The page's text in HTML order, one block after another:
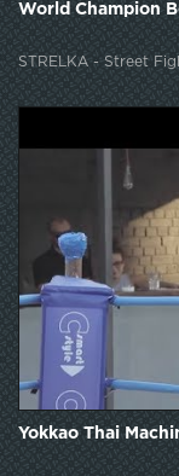
World Champion
STRELKA - Street
Yokkao Thai